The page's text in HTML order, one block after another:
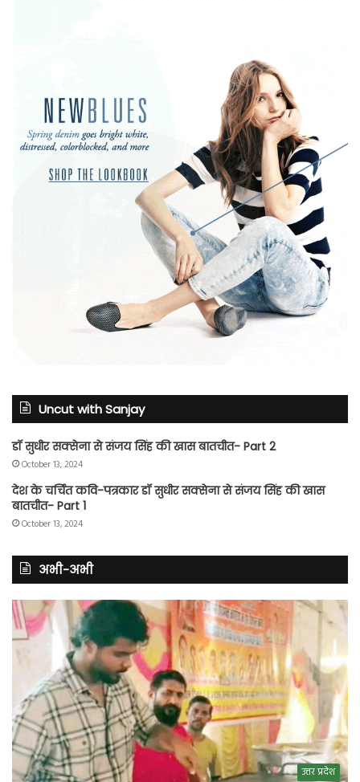
Uncut with Sanjay
डॉ सुधीर सक्सेना से संजय सिंह की खास बातचीत- Part 2
October 13, 2024
देश के चर्चित कवि-पत्रकार डॉ सुधीर सक्सेना से संजय सिंह की खास
बातचीत- Part 1
October 13, 2024
अभी-अभी
उत्तर प्रदेश